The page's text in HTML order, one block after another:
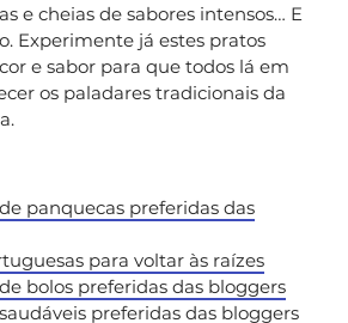
e cheias de sabores intensos… E
Experimente já estes pratos
e sabor para que todos lá em
os paladares tradicionais da
panquecas preferidas das
para voltar às raízes
bolos preferidas das bloggers
preferidas das bloggers